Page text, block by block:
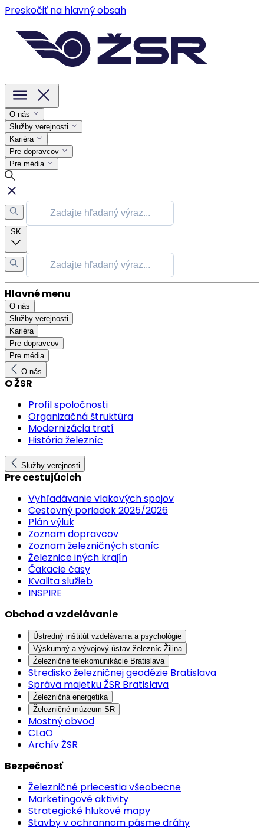
Preskočiť na hlavný obsah
O nás
Služby verejnosti
Kariéra
Pre dopravcov
Pre média
SK
Hlavné menu
O nás
Služby verejnosti
Kariéra
Pre dopravcov
Pre média
O nás
O ŽSR
Profil spoločnosti
Organizačná štruktúra
Modernizácia tratí
História železníc
Služby verejnosti
Pre cestujúcich
Vyhľadávanie vlakových spojov
Cestovný poriadok 2025/2026
Plán výluk
Zoznam dopravcov
Zoznam železničných staníc
Železnice iných krajín
Čakacie časy
Kvalita služieb
INSPIRE
Obchod a vzdelávanie
Ústredný inštitút vzdelávania a psychológie
Výskumný a vývojový ústav železníc Žilina
Železničné telekomunikácie Bratislava
Stredisko železničnej geodézie Bratislava
Správa majetku ŽSR Bratislava
Železničná energetika
Železničné múzeum SR
Mostný obvod
CLaO
Archív ŽSR
Bezpečnosť
Železničné priecestia všeobecne
Marketingové aktivity
Strategické hlukové mapy
Stavby v ochrannom pásme dráhy